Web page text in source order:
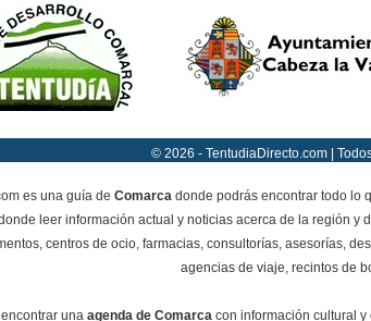
© 2026 - TentudiaDirecto.com |
es una guía de Comarca donde podrás encontrar todo lo
leer información actual y noticias acerca de la región y
centros de ocio, farmacias, consultorías, asesorías,
agencias de viaje, recintos de
una agenda de Comarcacon información cultural y